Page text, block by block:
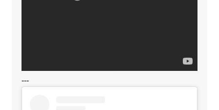
---